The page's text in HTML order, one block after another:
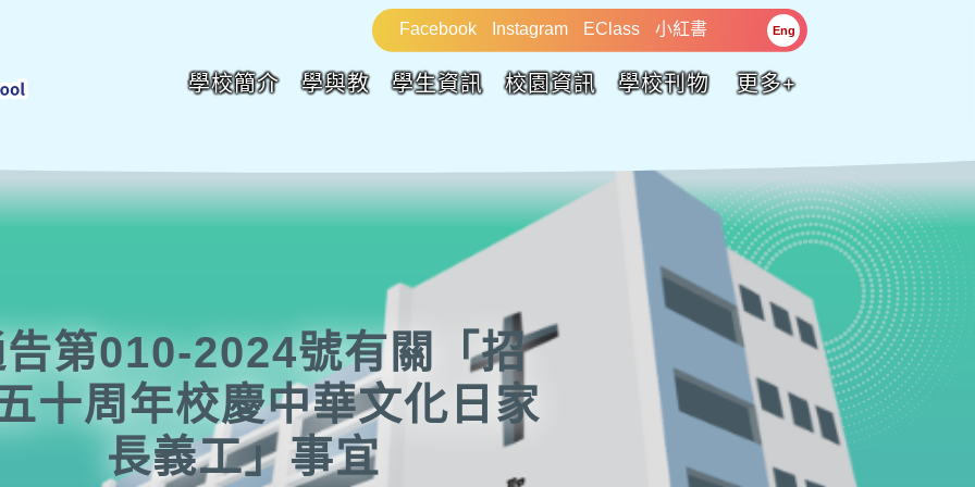
Facebook Instagram EClass 小紅書 Eng
學校簡介 學與教 學生資訊 校園資訊 學校刊物 更多+
第010-2024號有關「招
十周年校慶中華文化日家
長義工」事宜